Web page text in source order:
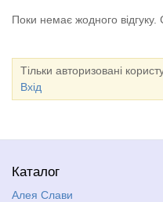
Поки немає жодного
Тільки авторизовані
Вхід
Каталог
Алея Слави